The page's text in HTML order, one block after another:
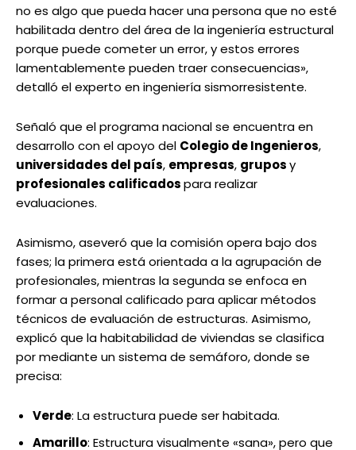
no es algo que pueda hacer una persona que no esté
habilitada dentro del área de la ingeniería estructural
porque puede cometer un error, y estos errores
lamentablemente pueden traer consecuencias»,
detalló el experto en ingeniería sismorresistente.
Señaló que el programa nacional se encuentra en
desarrollo con el apoyo del Colegio de Ingenieros,
universidades del país, empresas, gruposy
profesionales calificadospara realizar
evaluaciones.
Asimismo, aseveró que la comisión opera bajo dos
fases; la primera está orientada a la agrupación de
profesionales, mientras la segunda se enfoca en
formar a personal calificado para aplicar métodos
técnicos de evaluación de estructuras. Asimismo,
explicó que la habitabilidad de viviendas se clasifica
por mediante un sistema de semáforo, donde se
precisa:
Verde: La estructura puede ser habitada.
Amarillo: Estructura visualmente «sana», pero que